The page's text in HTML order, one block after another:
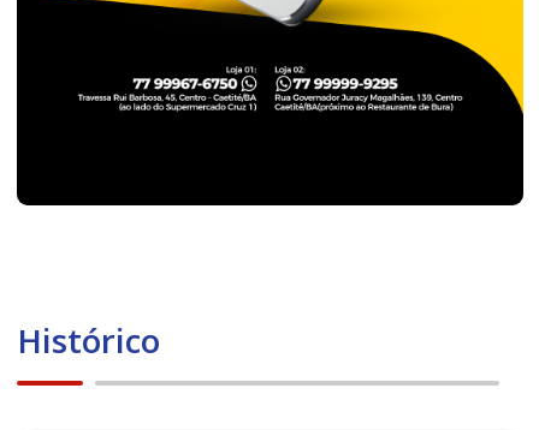
Histórico